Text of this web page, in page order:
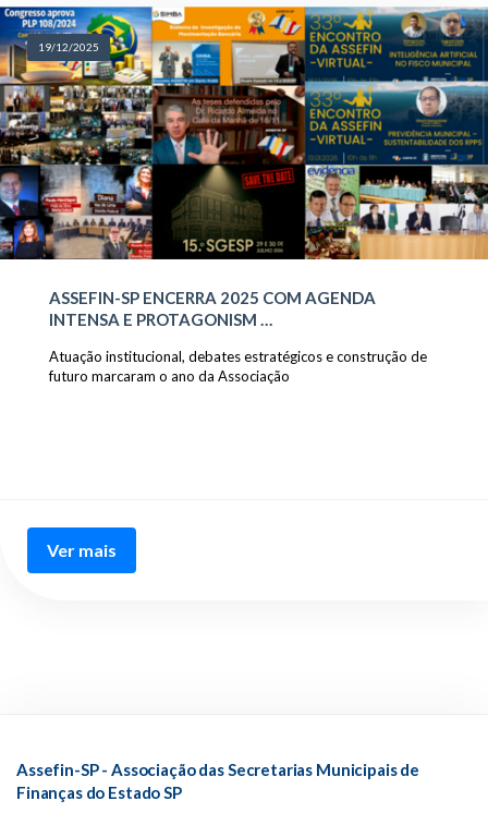
19/12/2025
ASSEFIN-SP ENCERRA 2025 COM AGENDA
INTENSA E PROTAGONISM …
Atuação institucional, debates estratégicos e construção de
futuro marcaram o ano da Associação
Ver mais
Assefin-SP - Associação das Secretarias Municipais de
Finanças do Estado SP